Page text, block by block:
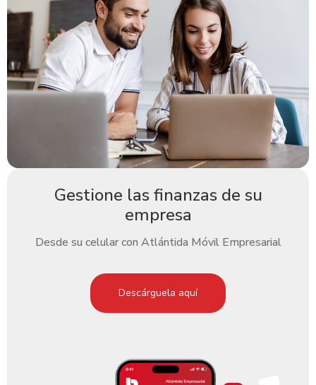
Gestione las finanzas de su
empresa
Desde su celular con Atlántida Móvil Empresarial
Descárguela aquí